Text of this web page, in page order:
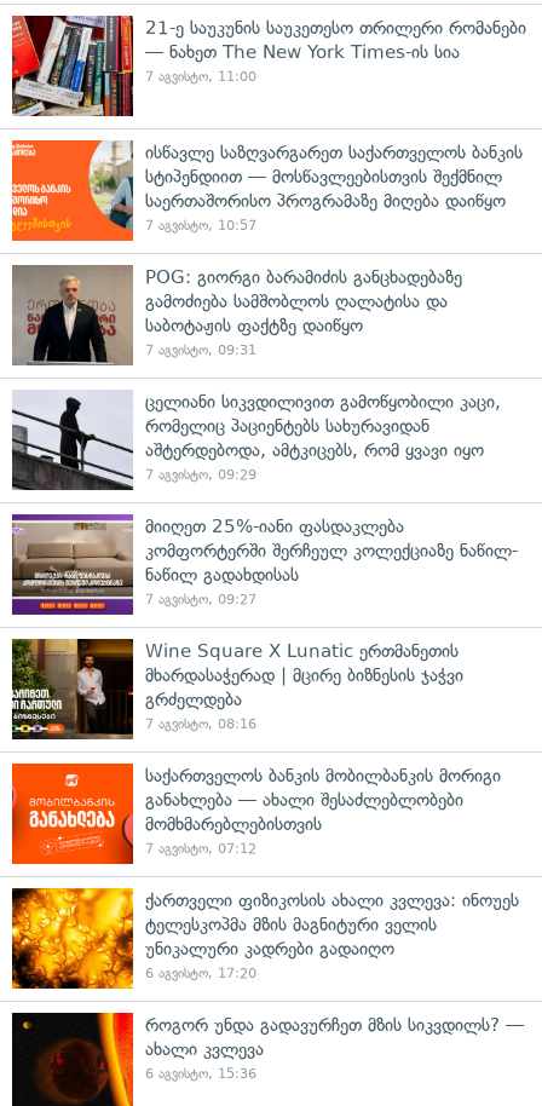
21-ე საუკუნის საუკეთესო თრილერი რომანები
— ნახეთ The New York Times-ის სია
7 აგვისტო, 11:00
ისწავლე საზღვარგარეთ საქართველოს ბანკის
სტიპენდიით — მოსწავლეებისთვის შექმნილ
საერთაშორისო პროგრამაზე მიღება დაიწყო
7 აგვისტო, 10:57
POG: გიორგი ბარამიძის განცხადებაზე
გამოძიება სამშობლოს ღალატისა და
საბოტაჟის ფაქტზე დაიწყო
7 აგვისტო, 09:31
ცელიანი სიკვდილივით გამოწყობილი კაცი,
რომელიც პაციენტებს სახურავიდან
აშტერდებოდა, ამტკიცებს, რომ ყვავი იყო
7 აგვისტო, 09:29
მიიღეთ 25%-იანი ფასდაკლება
კომფორტერში შერჩეულ კოლექციაზე ნაწილ-
ნაწილ გადახდისას
7 აგვისტო, 09:27
Wine Square X Lunatic ერთმანეთის
მხარდასაჭერად | მცირე ბიზნესის ჯაჭვი
გრძელდება
7 აგვისტო, 08:16
საქართველოს ბანკის მობილბანკის მორიგი
განახლება — ახალი შესაძლებლობები
მომხმარებლებისთვის
7 აგვისტო, 07:12
ქართველი ფიზიკოსის ახალი კვლევა: ინოუეს
ტელესკოპმა მზის მაგნიტური ველის
უნიკალური კადრები გადაიღო
6 აგვისტო, 17:20
როგორ უნდა გადავურჩეთ მზის სიკვდილს? —
ახალი კვლევა
6 აგვისტო, 15:36